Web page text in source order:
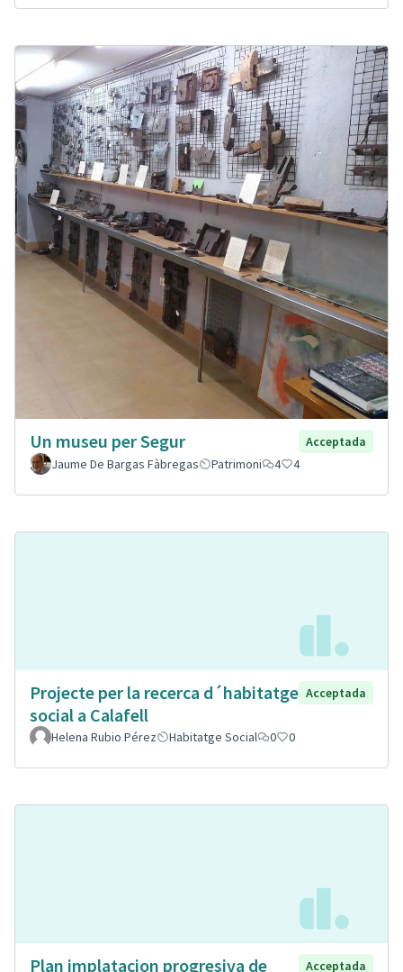
Un museu per Segur
Acceptada
Jaume De Bargas Fàbregas
Patrimoni 4 4
Projecte per la recerca d´habitatge
social a Calafell
Acceptada
Helena Rubio Pérez Habitatge Social 0 0
Plan implatacion progresiva de Acceptada